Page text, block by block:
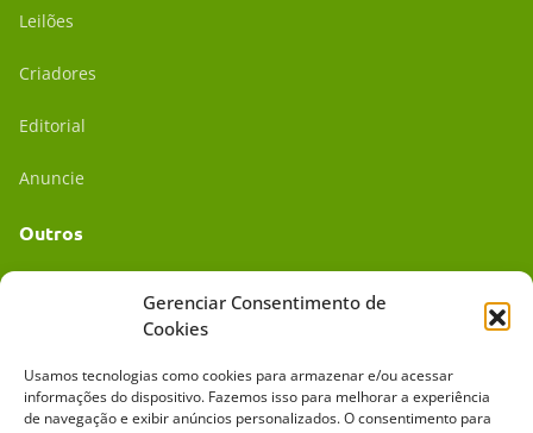
Gerenciar Consentimento de
Cookies
Usamos tecnologias como cookies para armazenar e/ou acessar
informações do dispositivo. Fazemos isso para melhorar a experiência
de navegação e exibir anúncios personalizados. O consentimento para
Leilões
Criadores
Editorial
Anuncie
Outros
Mídia Kit